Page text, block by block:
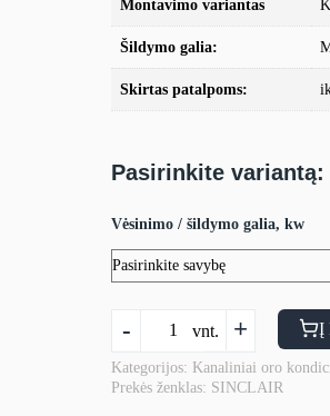
Montavimo variantas
Šildymo galia:
Skirtas patalpoms:
Pasirinkite variantą:
Vėsinimo / šildymo galia, kw
-
Kanalinis
oro
vnt. + Į
Kategorijos: Kanaliniai oro
Prekės ženklas: SINCLAIR